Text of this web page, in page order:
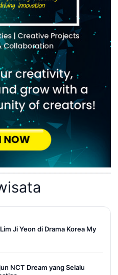
Ji Yeon di Drama Korea My
NCT Dream yang Selalu